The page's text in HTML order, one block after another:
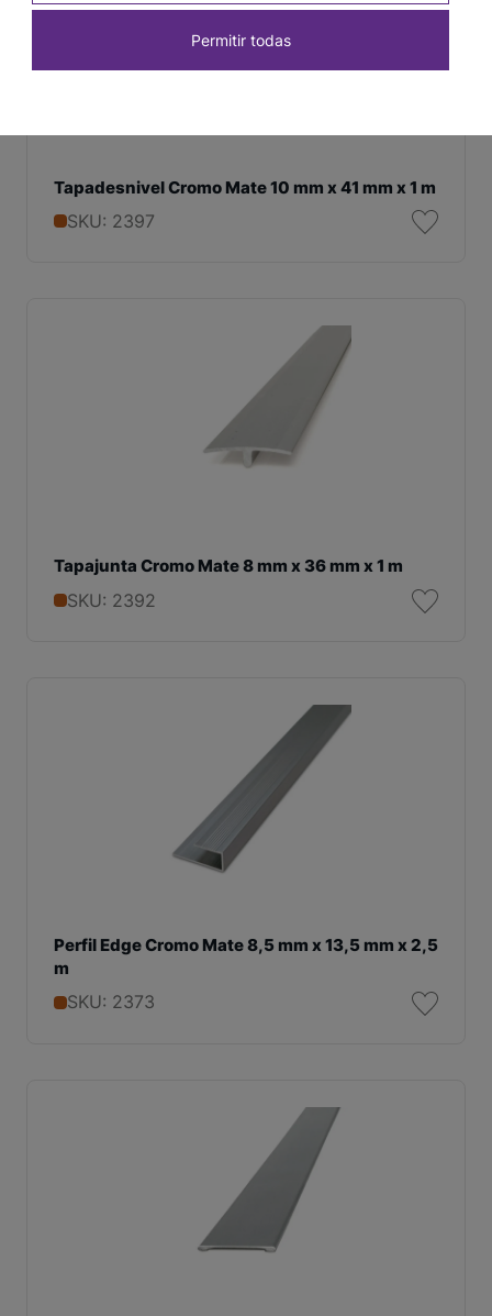
Tapadesnivel Cromo Mate 10 mm x 41 mm x 1 m
SKU: 2397
Tapajunta Cromo Mate 8 mm x 36 mm x 1 m
SKU: 2392
Perfil Edge Cromo Mate 8,5 mm x 13,5 mm x 2,5
m
SKU: 2373
Permitir todas